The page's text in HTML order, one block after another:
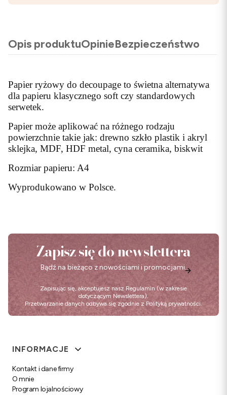
Opis produktuOpinieBezpieczeństwo
Papier ryżowy do decoupage to świetna alternatywa
dla papieru klasycznego soft czy standardowych
serwetek.
Papier może aplikować na różnego rodzaju
powierzchnie takie jak: drewno szkło plastik i akryl
sklejka, MDF, HDF metal, cyna ceramika, biskwit
Rozmiar papieru: A4
Wyprodukowano w Polsce.
Zapisz się do newslettera
Bądź na bieżąco z nowościami i promocjami.
Zapisując się, akceptujesz nasz Regulamin (w zakresie
dotyczącym Newslettera).
Przetwarzanie danych odbywa się zgodnie z Polityką prywatności.
Linki w stopce
INFORMACJE
Kontakt i dane firmy
O mnie
Program lojalnościowy